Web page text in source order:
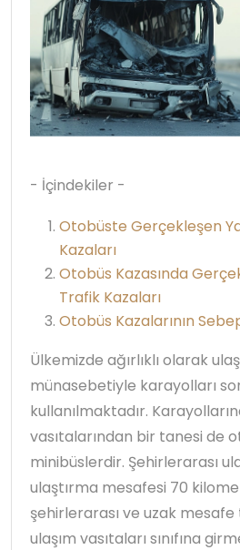
- İçindekiler -
Otobüste Gerçekleşen
Kazaları
Otobüs Kazasında
Trafik Kazaları
Otobüs Kazalarının
Ülkemizde ağırlıklı olarak
münasebetiyle karayolları
kullanılmaktadır.
vasıtalarından bir tanesi de
minibüslerdir. Şehirlerarası
ulaştırma mesafesi 70
şehirlerarası ve uzak mesafe
ulaşım vasıtaları sınıfına